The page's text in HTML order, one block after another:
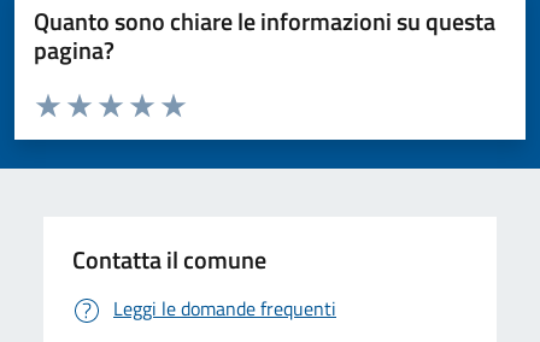
Quanto sono chiare le informazioni su questa
pagina?
Valuta da 1 a 5 stelle la pagina
Valuta 5 stelle su 5
Valuta 4 stelle su 5
Valuta 3 stelle su 5
Valuta 2 stelle su 5
Valuta 1 stelle su 5
Contatta il comune
Leggi le domande frequenti